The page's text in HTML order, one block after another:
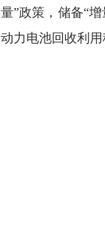
量”政策，储备“
动力电池回收利用